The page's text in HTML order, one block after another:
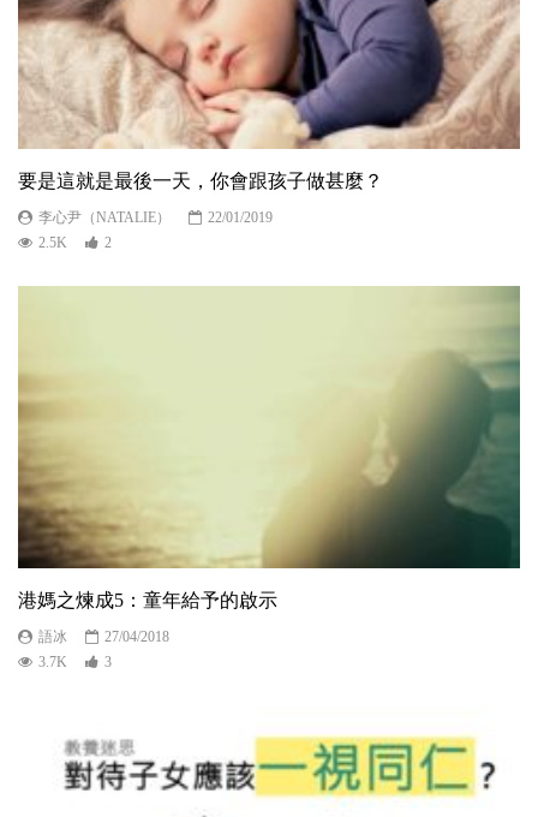
要是這就是最後一天，你會跟孩子做甚麼？
李心尹（NATALIE）
22/01/2019
2.5K
2
港媽之煉成5：童年給予的啟示
語冰
27/04/2018
3.7K
3